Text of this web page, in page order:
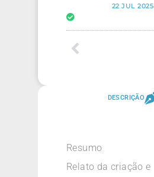
22 JUL 2025
DESCRIÇÃO
Resumo
Relato da criação e